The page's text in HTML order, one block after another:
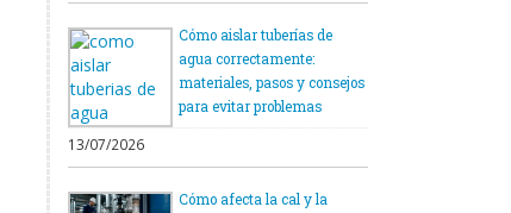
Cómo aislar tuberías de
agua correctamente:
materiales, pasos y consejos
para evitar problemas
13/07/2026
Cómo afecta la cal y la